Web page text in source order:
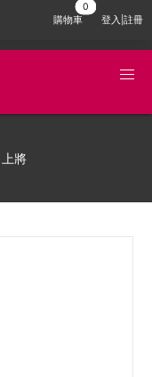
購物車 登入|註冊
將